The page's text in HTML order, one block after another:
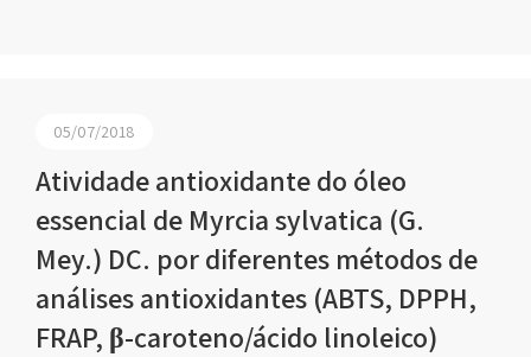
05/07/2018
Atividade antioxidante do óleo
essencial de Myrcia sylvatica (G.
Mey.) DC. por diferentes métodos de
análises antioxidantes (ABTS, DPPH,
FRAP, β-caroteno/ácido linoleico)